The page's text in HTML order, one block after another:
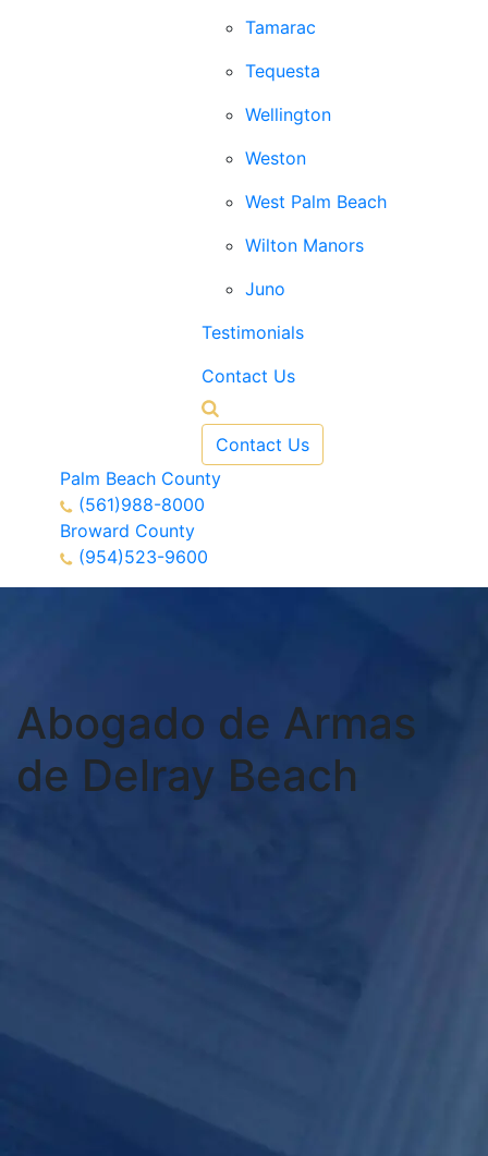
Tamarac
Tequesta
Wellington
Weston
West Palm Beach
Wilton Manors
Juno
Testimonials
Contact Us
Contact Us
Palm Beach County
(561)988-8000
Broward County
(954)523-9600
Abogado de Armas
de Delray Beach